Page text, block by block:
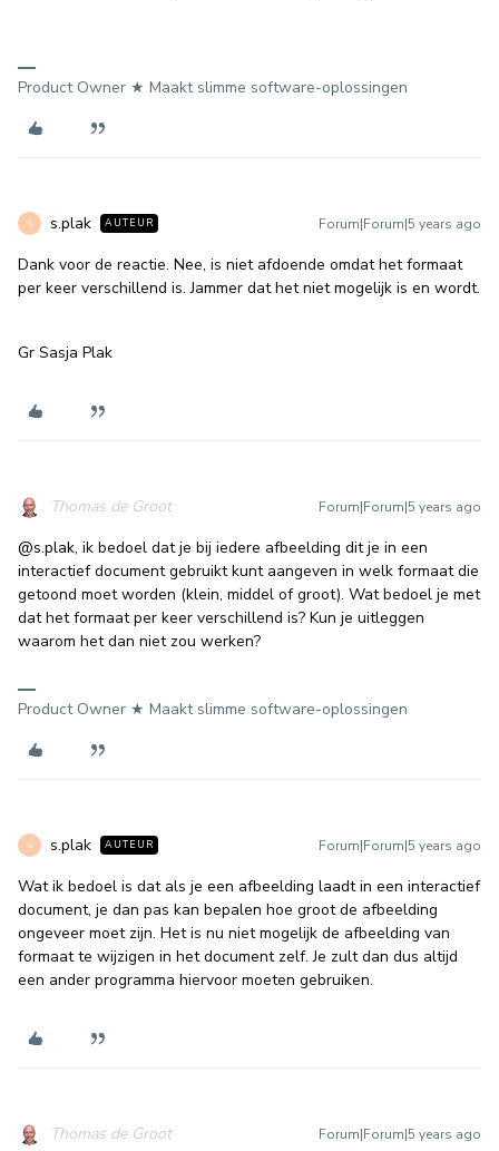
Product Owner ★ Maakt slimme software-oplossingen
S s.plak AUTEUR Forum|Forum|5 years ago
Dank voor de reactie. Nee, is niet afdoende omdat het formaat
per keer verschillend is. Jammer dat het niet mogelijk is en wordt.
Gr Sasja Plak
Thomas de Groot Forum|Forum|5 years ago
@s.plak, ik bedoel dat je bij iedere afbeelding dit je in een
interactief document gebruikt kunt aangeven in welk formaat die
getoond moet worden (klein, middel of groot). Wat bedoel je met
dat het formaat per keer verschillend is? Kun je uitleggen
waarom het dan niet zou werken?
Product Owner ★ Maakt slimme software-oplossingen
S s.plak AUTEUR Forum|Forum|5 years ago
Wat ik bedoel is dat als je een afbeelding laadt in een interactief
document, je dan pas kan bepalen hoe groot de afbeelding
ongeveer moet zijn. Het is nu niet mogelijk de afbeelding van
formaat te wijzigen in het document zelf. Je zult dan dus altijd
een ander programma hiervoor moeten gebruiken.
Thomas de Groot Forum|Forum|5 years ago